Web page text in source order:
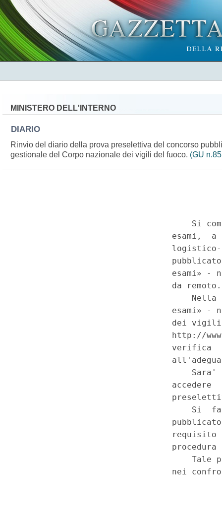
MINISTERO DELL'INTERNO
DIARIO
Rinvio del diario della prova preselettiva del concorso
gestionale del Corpo nazionale dei vigili del fuoco. (GU